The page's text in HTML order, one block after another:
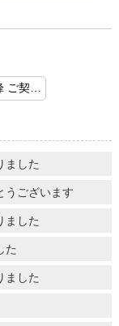
した
ございます
した
た
した